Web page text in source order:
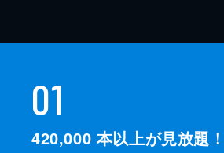
01
420,000 本以上が見放題！